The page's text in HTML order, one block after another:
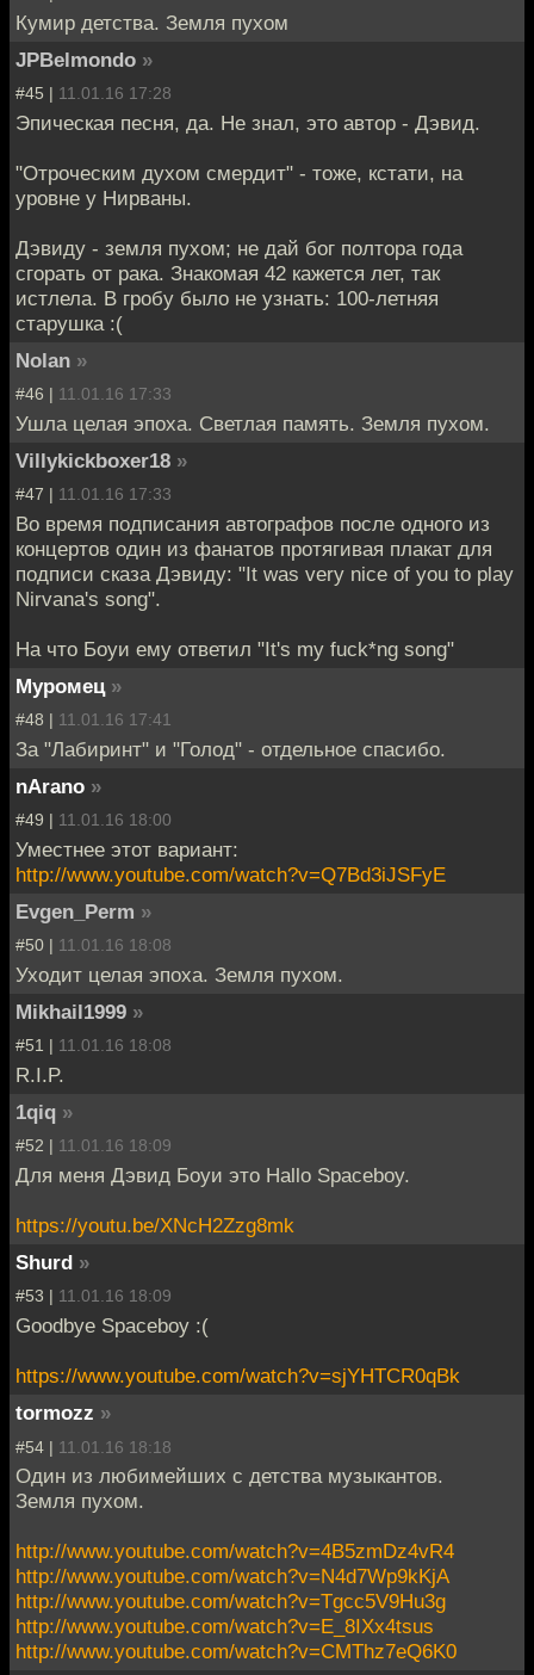
Кумир детства. Земля пухом
JPBelmondo »
#45 | 11.01.16 17:28
Эпическая песня, да. Не знал, это автор - Дэвид.
"Отроческим духом смердит" - тоже, кстати, на
уровне у Нирваны.
Дэвиду - земля пухом; не дай бог полтора года
сгорать от рака. Знакомая 42 кажется лет, так
истлела. В гробу было не узнать: 100-летняя
старушка :(
Nolan »
#46 | 11.01.16 17:33
Ушла целая эпоха. Светлая память. Земля пухом.
Villykickboxer18 »
#47 | 11.01.16 17:33
Во время подписания автографов после одного из
концертов один из фанатов протягивая плакат для
подписи сказа Дэвиду: "It was very nice of you to play
Nirvana's song".
На что Боуи ему ответил "It's my fuck*ng song"
Муромец »
#48 | 11.01.16 17:41
За "Лабиринт" и "Голод" - отдельное спасибо.
nArano »
#49 | 11.01.16 18:00
Уместнее этот вариант:
http://www.youtube.com/watch?v=Q7Bd3iJSFyE
Evgen_Perm »
#50 | 11.01.16 18:08
Уходит целая эпоха. Земля пухом.
Mikhail1999 »
#51 | 11.01.16 18:08
R.I.P.
1qiq »
#52 | 11.01.16 18:09
Для меня Дэвид Боуи это Hallo Spaceboy.
https://youtu.be/XNcH2Zzg8mk
Shurd »
#53 | 11.01.16 18:09
Goodbye Spaceboy :(
https://www.youtube.com/watch?v=sjYHTCR0qBk
tormozz »
#54 | 11.01.16 18:18
Один из любимейших с детства музыкантов.
Земля пухом.
http://www.youtube.com/watch?v=4B5zmDz4vR4
http://www.youtube.com/watch?v=N4d7Wp9kKjA
http://www.youtube.com/watch?v=Tgcc5V9Hu3g
http://www.youtube.com/watch?v=E_8IXx4tsus
http://www.youtube.com/watch?v=CMThz7eQ6K0